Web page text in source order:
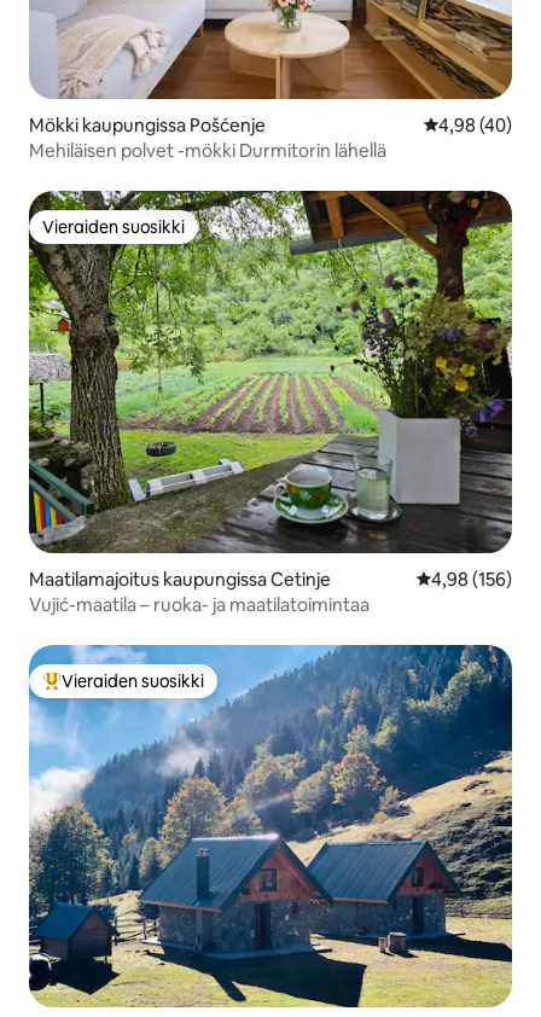
Mökki kaupungissa Pošćenje
4,98 (40)
Mehiläisen polvet -mökki Durmitorin lähellä
Vieraiden suosikki
Vieraiden suosikki
Maatilamajoitus kaupungissa Cetinje
4,98 (156)
Vujić-maatila – ruoka- ja maatilatoimintaa
Vieraiden suosikkien parhaimmistoa
Vieraiden suosikki